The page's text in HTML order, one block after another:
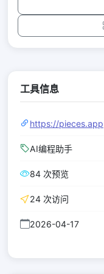
工具信息
https://pieces.app
AI编程助手
84 次预览
24 次访问
2026-04-17